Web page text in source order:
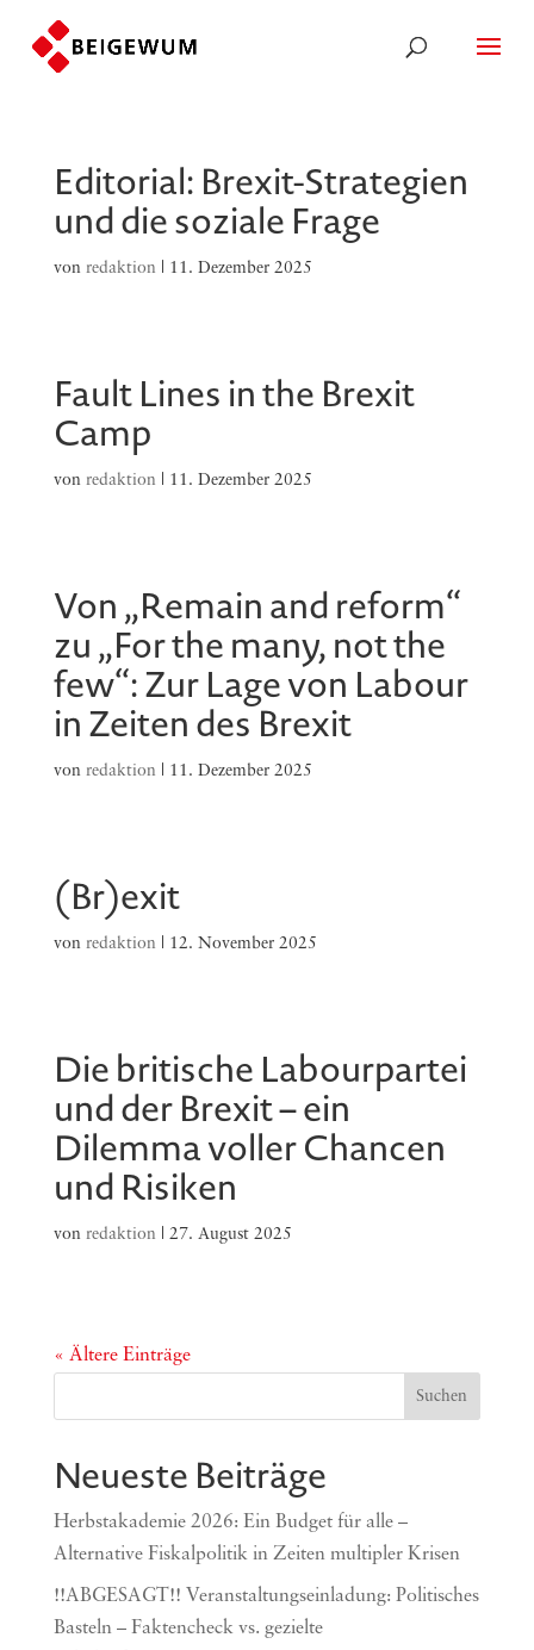
Editorial: Brexit-Strategien
und die soziale Frage
von redaktion | 11. Dezember 2025
Fault Lines in the Brexit
Camp
von redaktion | 11. Dezember 2025
Von „Remain and reform“
zu „For the many, not the
few“: Zur Lage von Labour
in Zeiten des Brexit
von redaktion | 11. Dezember 2025
(Br)exit
von redaktion | 12. November 2025
Die britische Labourpartei
und der Brexit – ein
Dilemma voller Chancen
und Risiken
von redaktion | 27. August 2025
« Ältere Einträge
Suchen
Neueste Beiträge
Herbstakademie 2026: Ein Budget für alle –
Alternative Fiskalpolitik in Zeiten multipler Krisen
!!ABGESAGT!! Veranstaltungseinladung: Politisches
Basteln – Faktencheck vs. gezielte